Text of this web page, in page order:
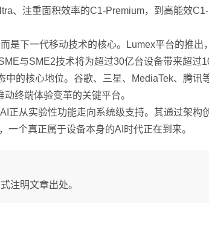
、注重面积效率的C1-Premium，到高能效
下一代移动技术的核心。Lumex平台的推出
与SME2技术将为超过30亿台设备带来超过
核心地位。谷歌、三星、MediaTek、腾讯
终端体验变革的关键平台。
实验性功能走向系统级支持。其通过架构
一个真正属于设备本身的AI时代正在到来。
注明文章出处。